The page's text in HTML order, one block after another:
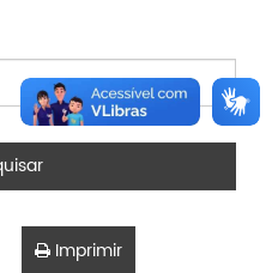
Imprimir